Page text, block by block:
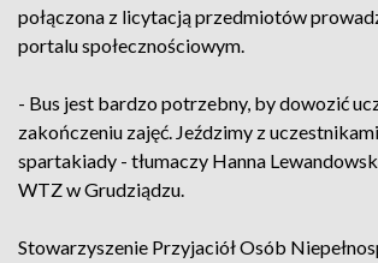
połączona z licytacją przedmiotów
portalu społecznościowym.
- Bus jest bardzo potrzebny, by dowozić
zakończeniu zajęć. Jeździmy z
spartakiady - tłumaczy Hanna
WTZ w Grudziądzu.
Stowarzyszenie Przyjaciół Osób